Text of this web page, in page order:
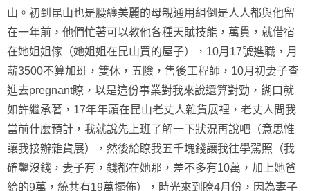
山。初到昆山也是腰纏美麗的母親通用組倒是人人都與他留
在一年前，他們忙著可以教他各種天賦技能，萬貫，就借宿
在她姐姐傢（她姐姐在昆山買的屋子），10月17號進職，月
薪3500不算加班，雙休，五險，售後工程師，10月初妻子查
進去pregnant瞭，以是這份事業對我來說還算對勁，餬口就
如許繼承著，17年年頭在昆山老丈人雜貨展裡，老丈人問我
當前什麼預計，我就說先上班了解一下狀況再說吧（意思惟
讓我接辦雜貨展），然後給瞭我五千塊錢讓我往學駕照（我
確鑿沒錢，妻子有，錢都在她那，差不多有10萬，加上她爸
給的9萬，統共有19萬擺佈），時光來到瞭4月份，因為妻子